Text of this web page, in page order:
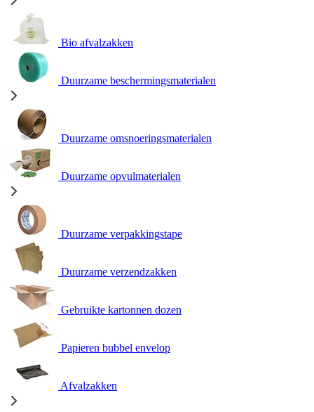
Bio afvalzakken
Duurzame beschermingsmaterialen
Duurzame omsnoeringsmaterialen
Duurzame opvulmaterialen
Duurzame verpakkingstape
Duurzame verzendzakken
Gebruikte kartonnen dozen
Papieren bubbel envelop
Afvalzakken